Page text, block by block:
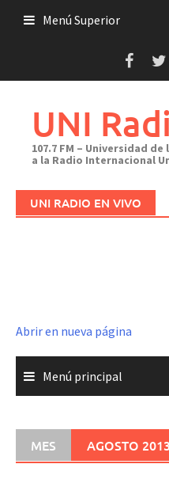
Menú Superior
UNI
107.7 FM – Universidad
a la Radio Internacional
UNI RADIO EN VIVO
Abrir en nueva página
Menú principal
MES AGOSTO 2013